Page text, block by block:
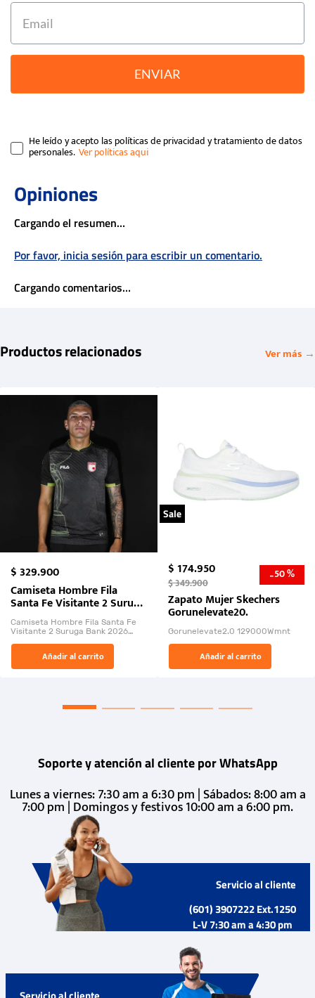
ENVIAR
He leído y acepto las políticas de privacidad y tratamiento de datos
personales.
Cargando el resumen…
Por favor, inicia sesión para escribir un comentario.
Cargando comentarios…
Productos relacionados Ver más →
$329.900
Camiseta Hombre Fila
Santa Fe Visitante 2 Suruga
Bank 2026
Camiseta Hombre Fila Santa Fe
Visitante 2 Suruga Bank 2026
El Rugido del Sol Naciente:
“Primeros para la Et...
Añadir al carrito
Sale
$174.950
$349.900 -50 %
Zapato Mujer Skechers
Gorunelevate20.
Gorunelevate2.0 129000Wmnt
Añadir al carrito
Soporte y atención al cliente por WhatsApp
Lunes a viernes: 7:30 am a 6:30 pm | Sábados: 8:00 am a
7:00 pm | Domingos y festivos 10:00 am a 6:00 pm.
Servicio al cliente
(601) 3907222 Ext.1250
L-V 7:30 am a 4:30 pm